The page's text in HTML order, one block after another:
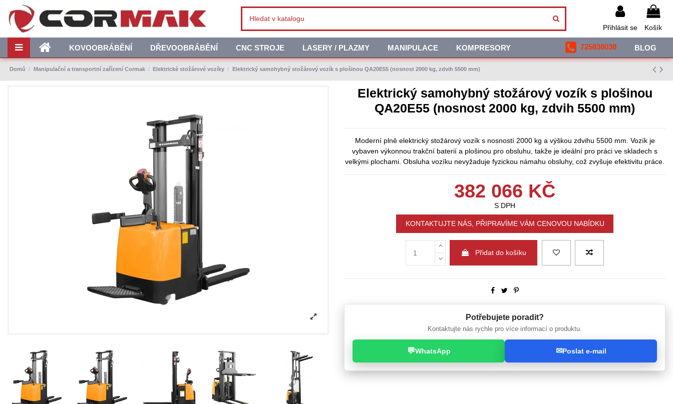
Přihlásit se Košík
KOVOOBRÁBĚNÍ DŘEVOOBRÁBĚNÍ CNC STROJE LASERY / PLAZMY MANIPULACE KOMPRESORY BLOG
725838038
Domů Manipulační a transportní zařízení Cormak Elektrické stožárové vozíky Elektrický samohybný stožárový vozík s plošinou QA20E55 (nosnost 2000 kg, zdvih 5500 mm)
Elektrický samohybný stožárový vozík s plošinou
QA20E55 (nosnost 2000 kg, zdvih 5500 mm)
Moderní plně elektrický stožárový vozík s nosností 2000 kg a výškou zdvihu 5500 mm. Vozík je
vybaven výkonnou trakční baterií a plošinou pro obsluhu, takže je ideální pro práci ve skladech s
velkými plochami. Obsluha vozíku nevyžaduje fyzickou námahu obsluhy, což zvyšuje efektivitu práce.
382 066 KČ
S DPH
KONTAKTUJTE NÁS, PŘIPRAVÍME VÁM CENOVOU NABÍDKU
Přidat do košíku
Potřebujete poradit?
Kontaktujte nás rychle pro více informací o produktu.
💬WhatsApp ✉Poslat e-mail